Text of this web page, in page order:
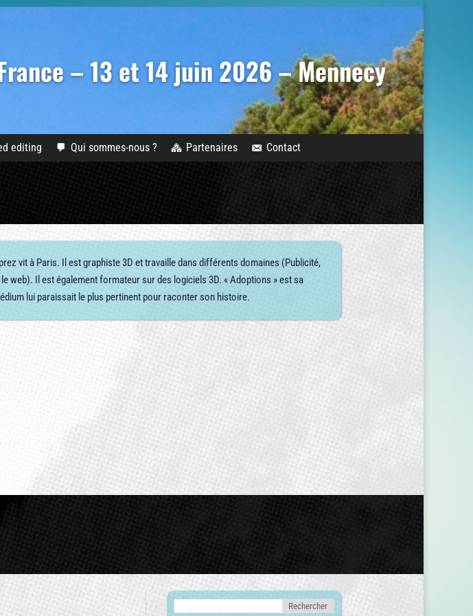
– 13 et 14 juin 2026 – Mennecy
editing Qui sommes-nous ? Partenaires Contact
vit à Paris. Il est graphiste 3D et travaille dans différents domaines (Publicité,
web). Il est également formateur sur des logiciels 3D. « Adoptions » est sa
lui paraissait le plus pertinent pour raconter son histoire.